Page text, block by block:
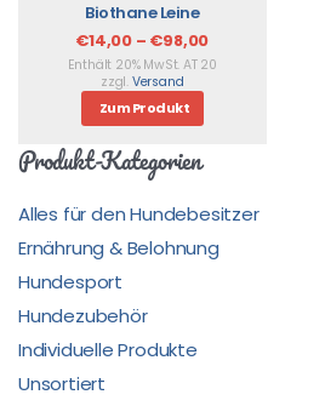
Biothane Leine
€14,00 – €98,00
Enthält 20% MwSt. AT 20
zzgl. Versand
Zum Produkt
Produkt-Kategorien
Alles für den Hundebesitzer
Ernährung & Belohnung
Hundesport
Hundezubehör
Individuelle Produkte
Unsortiert